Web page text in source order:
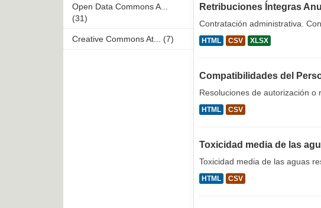
Retribuciones Íntegras
Contratación administrativa.
HTML CSV XLSX
Compatibilidades del
Resoluciones de autorización
HTML CSV
Toxicidad media de las
Toxicidad media de las aguas
HTML CSV
Open Data Commons A...
(31)
Creative Commons At... (7)